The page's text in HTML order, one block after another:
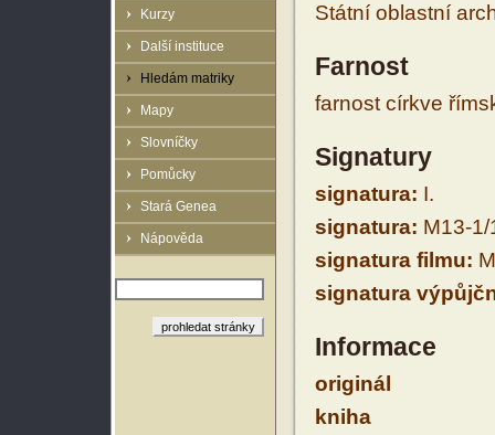
Kurzy
Další instituce
Hledám matriky
Mapy
Slovníčky
Pomůcky
Stará Genea
Nápověda
Státní oblastní
Farnost
farnost církve
Signatury
signatura: I.
signatura: M13-1/
signatura filmu:
signatura
Informace
originál
kniha